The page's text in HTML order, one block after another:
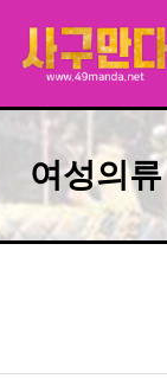
여성의류